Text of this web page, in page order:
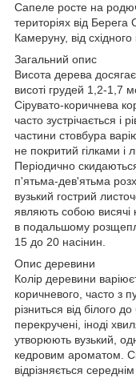
Сапеле росте на
територіях від Берега
Камеруну, від
Загальний опис
Висота дерева
висоті грудей 1,2-1,7
Сірувато-коричнева
часто зустрічається і
частини стовбура
не покритий гілками і
Періодично
п'ятьма-дев'ятьма
вузький гострий
являють собою висячі
в подальшому
15 до 20 насінин.
Опис деревини
Колір деревини
коричневого, часто з
різниться від білого
перекручені, іноді
утворюють вузький,
кедровим ароматом.
відрізняється